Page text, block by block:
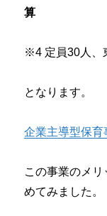
算
※4 定員30人、
となります。
企業主導型保
この事業のメ
めてみました。